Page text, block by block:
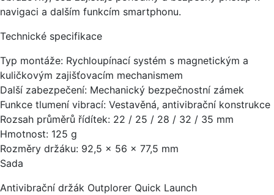
navigaci a dalším funkcím smartphonu.
Technické specifikace
Typ montáže: Rychloupínací systém s magnetickým a
kuličkovým zajišťovacím mechanismem
Další zabezpečení: Mechanický bezpečnostní zámek
Funkce tlumení vibrací: Vestavěná, antivibrační konstrukce
Rozsah průměrů řídítek: 22 / 25 / 28 / 32 / 35 mm
Hmotnost: 125 g
Rozměry držáku: 92,5 × 56 × 77,5 mm
Sada
Antivibrační držák Outplorer Quick Launch